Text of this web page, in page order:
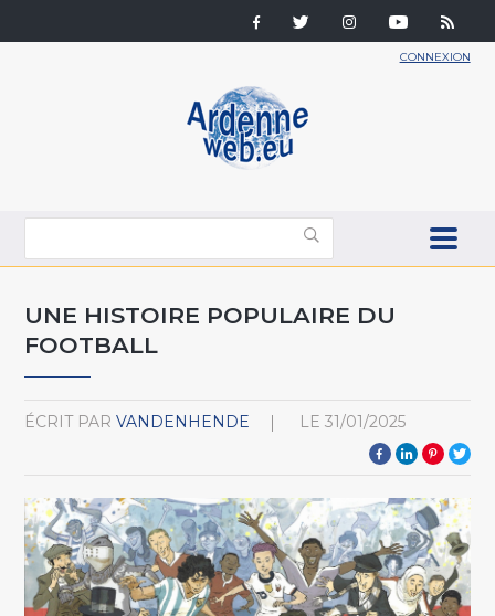
CONNEXION
UNE HISTOIRE POPULAIRE DU
FOOTBALL
ÉCRIT PAR VANDENHENDE LE 31/01/2025